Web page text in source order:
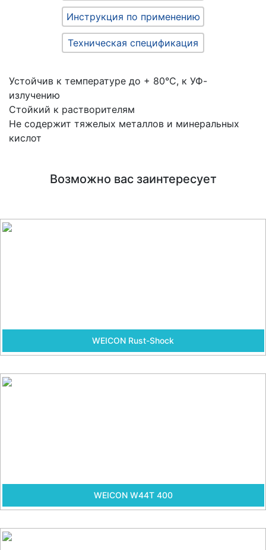
Инструкция по применению
Техническая спецификация
Устойчив к температуре до + 80°C, к УФ-
излучению
Стойкий к растворителям
Не содержит тяжелых металлов и минеральных
кислот
Возможно вас заинтересует
WEICON Rust-Shock
WEICON W44T 400